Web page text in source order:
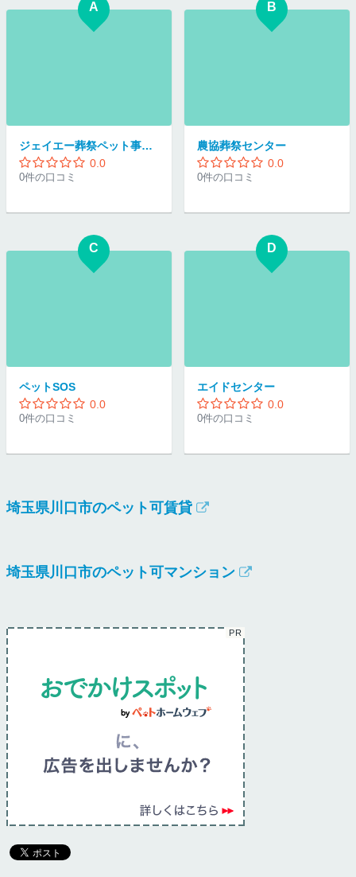
A
ジェイエー葬祭ペット事業部
0.0
0件の口コミ
B
農協葬祭センター
0.0
0件の口コミ
C
ペットSOS
0.0
0件の口コミ
D
エイドセンター
0.0
0件の口コミ
埼玉県川口市のペット可賃貸
埼玉県川口市のペット可マンション